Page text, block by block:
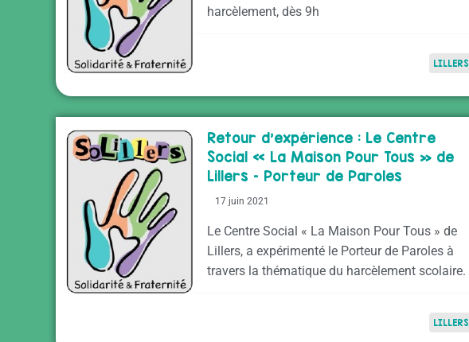
harcèlement, dès 9h
LILLERS
Retour d’expérience : Le Centre
Social « La Maison Pour Tous » de
Lillers – Porteur de Paroles
17 juin 2021
Le Centre Social « La Maison Pour Tous » de
Lillers, a expérimenté le Porteur de Paroles à
travers la thématique du harcèlement scolaire.
LILLERS